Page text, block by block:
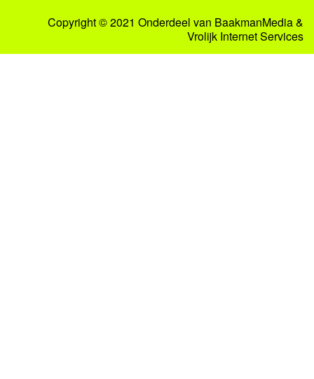
Copyright © 2021 Onderdeel van BaakmanMedia&
Vrolijk Internet Services